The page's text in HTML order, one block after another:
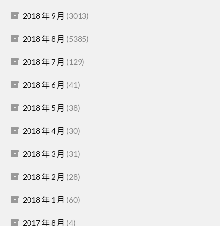
2018 年 9 月 (3013)
2018 年 8 月 (5385)
2018 年 7 月 (129)
2018 年 6 月 (41)
2018 年 5 月 (38)
2018 年 4 月 (30)
2018 年 3 月 (31)
2018 年 2 月 (28)
2018 年 1 月 (60)
2017 年 8 月 (4)